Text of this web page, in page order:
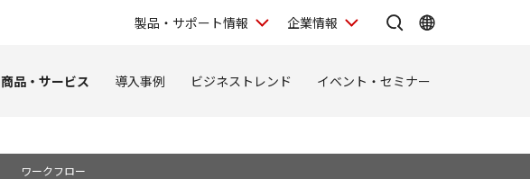
製品・サポート情報 企業情報
商品・サービス 導入事例 ビジネストレンド イベント・セミナー
ワークフロー